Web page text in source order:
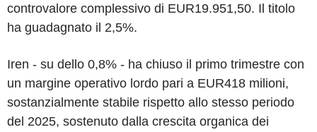
controvalore complessivo di EUR19.951,50. Il titolo
ha guadagnato il 2,5%.
Iren - su dello 0,8% - ha chiuso il primo trimestre con
un margine operativo lordo pari a EUR418 milioni,
sostanzialmente stabile rispetto allo stesso periodo
del 2025, sostenuto dalla crescita organica dei